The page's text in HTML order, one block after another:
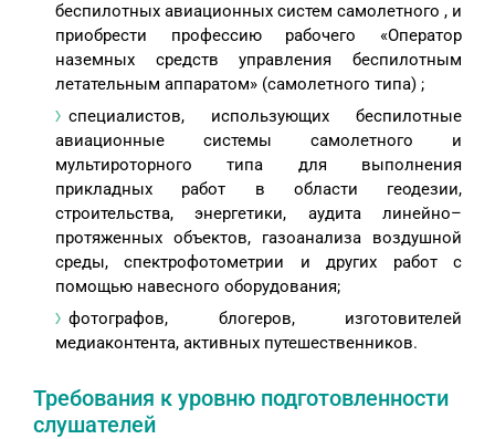
беспилотных авиационных систем самолетного , и
приобрести профессию рабочего «Оператор
наземных средств управления беспилотным
летательным аппаратом» (самолетного типа) ;
специалистов, использующих беспилотные
авиационные системы самолетного и
мультироторного типа для выполнения
прикладных работ в области геодезии,
строительства, энергетики, аудита линейно–
протяженных объектов, газоанализа воздушной
среды, спектрофотометрии и других работ с
помощью навесного оборудования;
фотографов, блогеров, изготовителей
медиаконтента, активных путешественников.
Требования к уровню подготовленности
слушателей